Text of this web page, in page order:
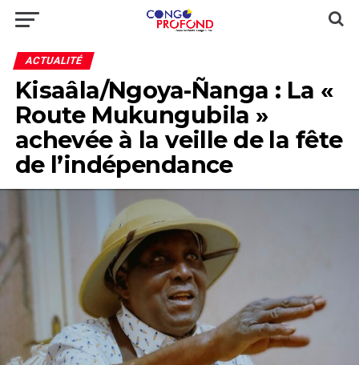
ACTUALITÉ
Kisaâla/Ngoya-Ñanga : La «
Route Mukungubila »
achevée à la veille de la fête
de l’indépendance